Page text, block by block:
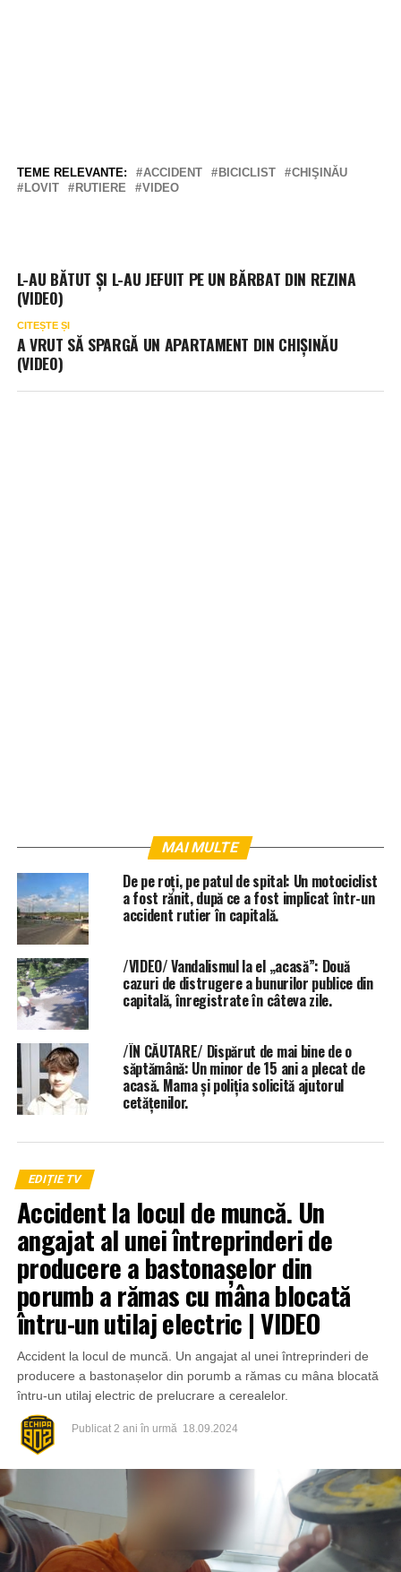
TEME RELEVANTE: ACCIDENT BICICLIST
CHIŞINĂU
LOVIT
RUTIERE VIDEO
L-AU BĂTUT ȘI L-AU JEFUIT PE UN BĂRBAT DIN REZINA
(VIDEO)
CITEȘTE ȘI
A VRUT SĂ SPARGĂ UN APARTAMENT DIN CHIȘINĂU
(VIDEO)
MAI MULTE
De pe roți, pe patul de spital: Un motociclist
a fost rănit, după ce a fost implicat într-un
accident rutier în capitală.
/VIDEO/ Vandalismul la el „acasă”: Două
cazuri de distrugere a bunurilor publice din
capitală, înregistrate în câteva zile.
/ÎN CĂUTARE/ Dispărut de mai bine de o
săptămână: Un minor de 15 ani a plecat de
acasă. Mama și poliția solicită ajutorul
cetățenilor.
EDIȚIE TV
Accident la locul de muncă. Un
angajat al unei întreprinderi de
producere a bastonașelor din
porumb a rămas cu mâna blocată
întru-un utilaj electric | VIDEO
Accident la locul de muncă. Un angajat al unei întreprinderi de
producere a bastonașelor din porumb a rămas cu mâna blocată
întru-un utilaj electric de prelucrare a cerealelor.
Publicat 2 ani în urmă 18.09.2024